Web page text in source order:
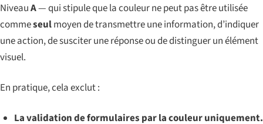
NiveauA— qui stipule que la couleur ne peut pas être utilisée
commeseulmoyen de transmettre une information, d’indiquer
une action, de susciter une réponse ou de distinguer un élément
visuel.
En pratique, cela exclut :
La validation de formulaires par la couleur uniquement.